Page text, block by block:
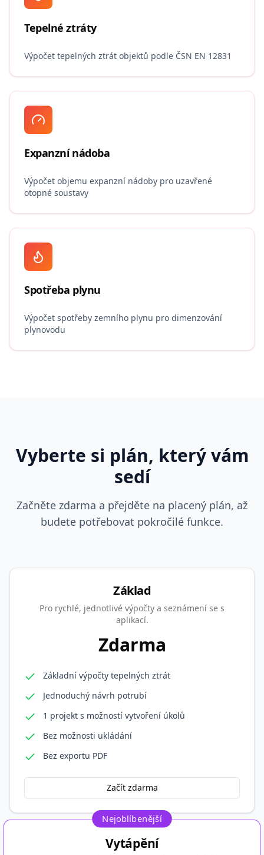
Tepelné ztráty
Výpočet tepelných ztrát objektů podle ČSN EN 12831
Expanzní nádoba
Výpočet objemu expanzní nádoby pro uzavřené
otopné soustavy
Spotřeba plynu
Výpočet spotřeby zemního plynu pro dimenzování
plynovodu
Vyberte si plán, který vám
sedí
Začněte zdarma a přejděte na placený plán, až
budete potřebovat pokročilé funkce.
Základ
Pro rychlé, jednotlivé výpočty a seznámení se s
aplikací.
Zdarma
Základní výpočty tepelných ztrát
Jednoduchý návrh potrubí
1 projekt s možností vytvoření úkolů
Bez možnosti ukládání
Bez exportu PDF
Začít zdarma
Nejoblíbenější
Vytápění